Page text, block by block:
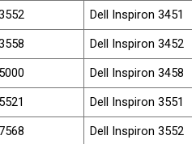
Dell Inspiron 3451
Dell Inspiron 3452
Dell Inspiron 3458
Dell Inspiron 3551
Dell Inspiron 3552